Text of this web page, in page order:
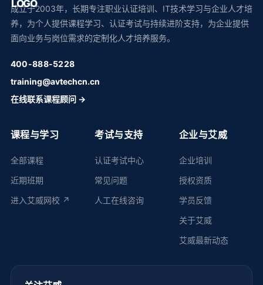
成立于2003年，长期专注职业认证培训、IT技术学习与企业人才培
养，为个人提供课程学习、认证考试与持续进阶支持，为企业提供
面向业务与岗位需求的定制化人才培养服务。
400-888-5228
training@avtechcn.cn
在线联系课程顾问 →
课程与学习
全部课程
近期班期
进入艾威网校 ↗
考试与支持
认证考试中心
常见问题
人工在线咨询
企业与艾威
企业培训
授权资质
学员反馈
关于艾威
艾威最新动态